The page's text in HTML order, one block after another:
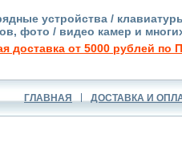
устройства /
фото / видео камер и
доставка от 5000 рублей по
ГЛАВНАЯ ДОСТАВКА И